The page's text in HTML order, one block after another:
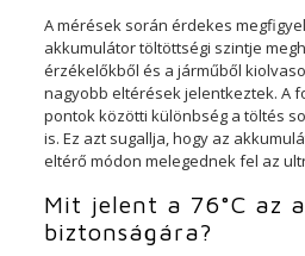
A mérések során érdekes
akkumulátor töltöttségi szintje
érzékelőkből és a járműből
nagyobb eltérések jelentkeztek. A
pontok közötti különbség a töltés
is. Ez azt sugallja, hogy az
eltérő módon melegednek fel az
Mit jelent a 76°C az
biztonságára?